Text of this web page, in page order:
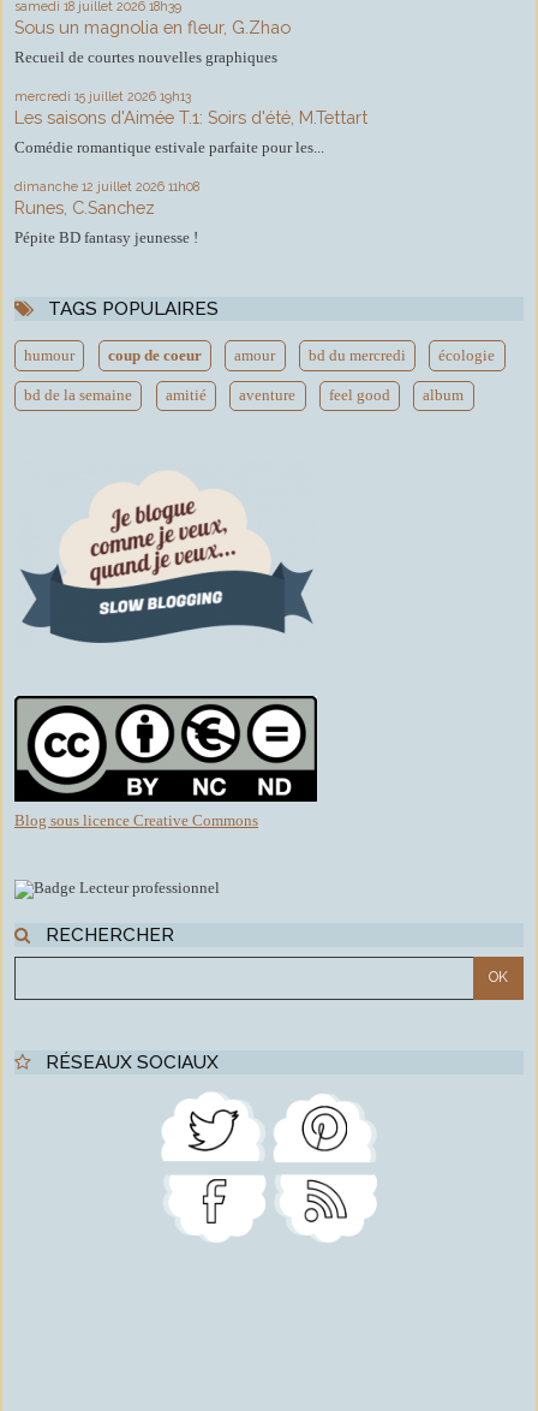
samedi 18 juillet 2026 18h39
Sous un magnolia en fleur, G.Zhao
Recueil de courtes nouvelles graphiques
mercredi 15 juillet 2026 19h13
Les saisons d'Aimée T.1: Soirs d'été, M.Tettart
Comédie romantique estivale parfaite pour les...
dimanche 12 juillet 2026 11h08
Runes, C.Sanchez
Pépite BD fantasy jeunesse !
TAGS POPULAIRES
humour coup de coeur amour bd du mercredi écologie
bd de la semaine amitié aventure feel good album
Blog sous licence Creative Commons
RECHERCHER
RÉSEAUX SOCIAUX